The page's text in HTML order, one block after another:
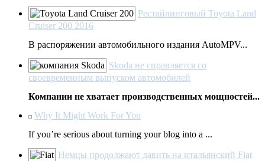
Рестайлинговый Toyota Land
Cruiser 200 2016
В распоряжении автомобильного издания AutoMPV...
Skoda не справляется со
своевременным выпуском автомобилей
Компании не хватает производственных мощностей...
Why It Might Work For You
If you’re serious about turning your blog into a ...
Немцы продолжают давить на итальянский Fiat